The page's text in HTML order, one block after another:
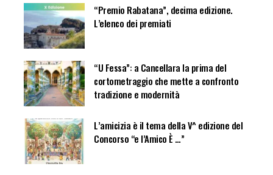
“Premio Rabatana”, decima edizione.
L’elenco dei premiati
“U Fessa”: a Cancellara la prima del
cortometraggio che mette a confronto
tradizione e modernità
L’amicizia è il tema della V^ edizione del
Concorso “e l’Amico È …”